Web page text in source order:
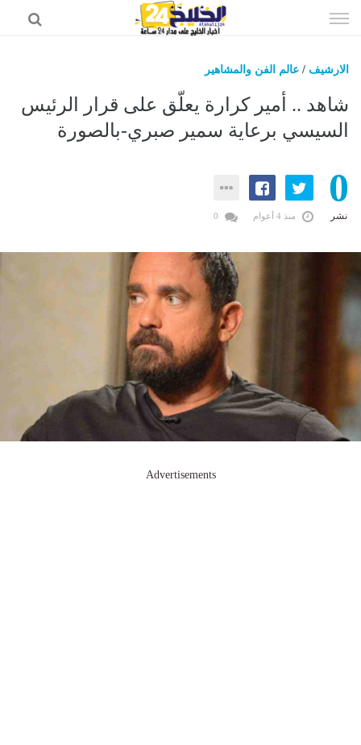
الى
الارشيف / عالم الفن والمشاهير
شاهد .. أمير كرارة يعلّق على قرار الرئيس
السيسي برعاية سمير صبري-بالصورة
0
نشر منذ 4 أعوام
Advertisements
اخبار الخليج
اخبار السعودية